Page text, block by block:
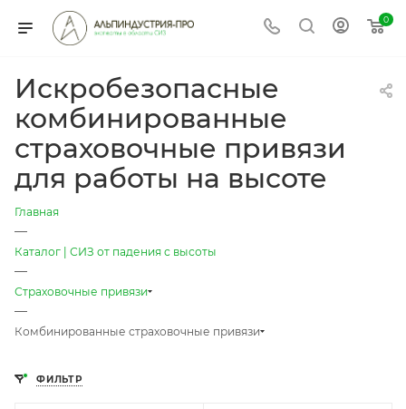
0
Искробезопасные
комбинированные
страховочные привязи
для работы на высоте
Главная
—
Каталог | СИЗ от падения с высоты
—
Страховочные привязи
—
Комбинированные страховочные привязи
ФИЛЬТР